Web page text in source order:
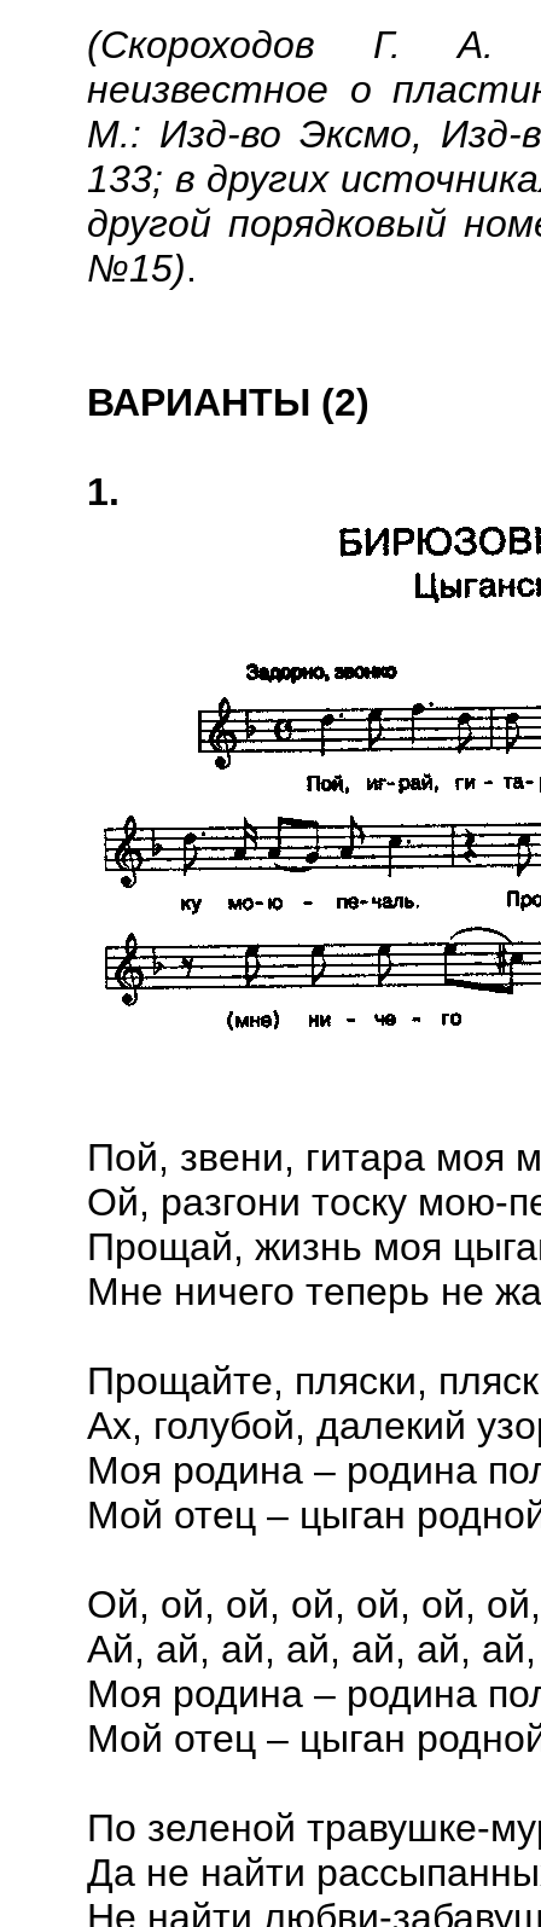
(Скороходов Г. А.
неизвестное о
М.: Изд-во Эксмо, Изд-
133; в других
другой порядковый
№15).
ВАРИАНТЫ (2)
1.
Пой, звени, гитара моя
Ой, разгони тоску мою-
Прощай, жизнь моя
Мне ничего теперь не
Прощайте, пляски,
Ах, голубой, далекий
Моя родина – родина
Мой отец – цыган
Ой, ой, ой, ой, ой, ой,
Ай, ай, ай, ай, ай, ай,
Моя родина – родина
Мой отец – цыган
По зеленой травушке-
Да не найти
Не найти любви-